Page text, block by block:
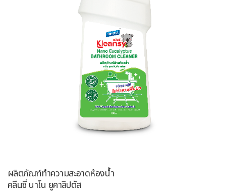
ผลิตภัณฑ์ทำความสะอาดห้องน้ำ
คลีนซี่ นาโน ยูคาลิปตัส